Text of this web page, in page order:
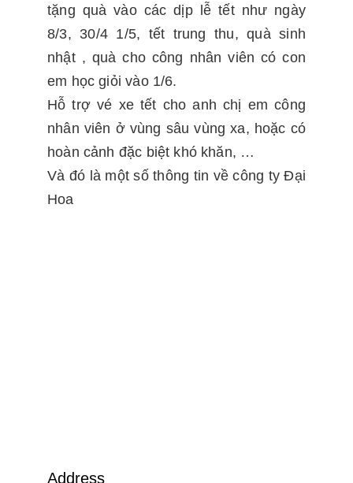
tặng quà vào các dịp lễ tết như ngày
8/3, 30/4 1/5, tết trung thu, quà sinh
nhật , quà cho công nhân viên có con
em học giỏi vào 1/6.
Hỗ trợ vé xe tết cho anh chị em công
nhân viên ở vùng sâu vùng xa, hoặc có
hoàn cảnh đặc biệt khó khăn, …
Và đó là một số thông tin về công ty Đại
Hoa
Address